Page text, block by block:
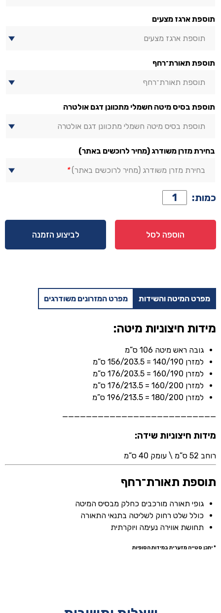
תוספת ארגז מצעים
תוספת ארגז מצעים
תוספת תאורת־רחף
תוספת תאורת־רחף
תוספת בסיס מיטה חשמלי מתכוונן דגם אולטרה
תוספת בסיס מיטה חשמלי מתכוונן דגם אולטרה
בחירת מזרן משודרג (מחיר לרוכשים באתר)
בחירת מזרן משודרג (מחיר לרוכשים באתר)*
כמות: כמות
של
מיטה
דגם
מזרן
מתנה
הוספה לסל לביצוע הזמנה
מפרט המיטה והשידות מפרט המזרונים משודרגים
מידות חיצוניות מיטה:
גובה ראש מיטה 106 ס”מ
למזרן 140/190 = 156/203.5 ס”מ
למזרן 160/190 = 176/203.5 ס”מ
למזרן 160/200 = 176/213.5 ס”מ
למזרן 180/200 = 196/213.5 ס”מ
——————————————————————————
מידות חיצוניות שידה:
רוחב 52 ס”מ \ עומק 40 ס”מ
תוספת תאורת־רחף
גופי תאורה מורכבים כחלק מבסיס המיטה
כולל שלט רחוק לשליטה בתנאי התאורה
תחושת אווירה נעימה ויוקרתית
* יתכן סטייה מזערית במידות הסופיות